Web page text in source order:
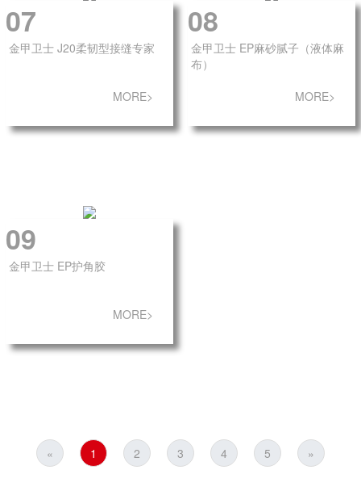
07
金甲卫士 J20柔韧型接缝专家
MORE>
08
金甲卫士 EP麻砂腻子（液体麻
布）
MORE>
09
金甲卫士 EP护角胶
MORE>
« 1 2 3 4 5 »